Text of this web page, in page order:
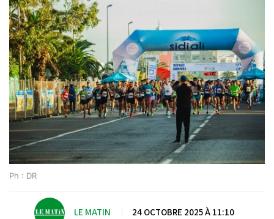
Ph : DR
LE MATIN 24 OCTOBRE 2025 À 11:10